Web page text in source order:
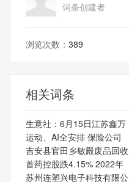
词条创建者
浏览次数： 389
相关词条
生意社：6月15日江苏鑫万
运动、AI全安排 保险公司
吉安县官田乡敏殿废品回收
首药控股跌4.15% 2022年
苏州连塑兴电子科技有限公